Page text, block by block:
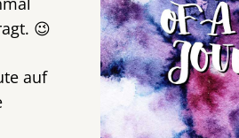
😉
auf